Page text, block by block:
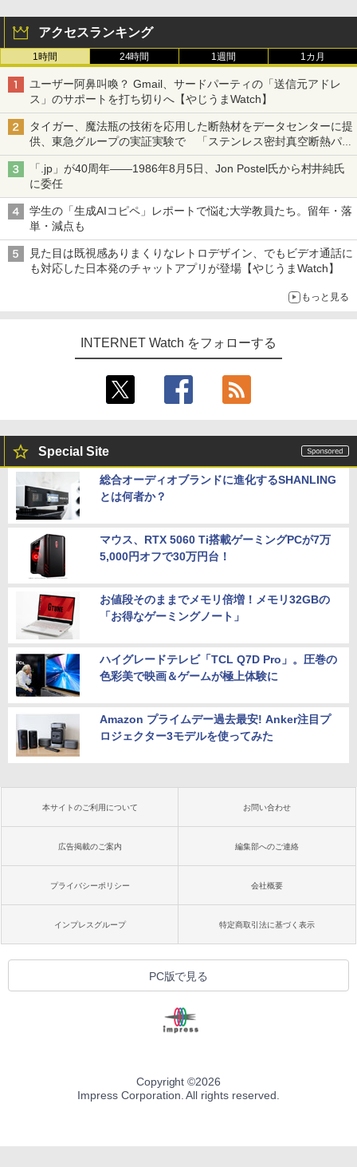
アクセスランキング
1時間 24時間 1週間 1カ月
ユーザー阿鼻叫喚？ Gmail、サードパーティの「送信元アドレ
ス」のサポートを打ち切りへ【やじうまWatch】
タイガー、魔法瓶の技術を応用した断熱材をデータセンターに提
供、東急グループの実証実験で 「ステンレス密封真空断熱パネ
ル TIVIP」
「.jp」が40周年――1986年8月5日、Jon Postel氏から村井純氏
に委任
学生の「生成AIコピペ」レポートで悩む大学教員たち。留年・落
単・減点も
見た目は既視感ありまくりなレトロデザイン、でもビデオ通話に
も対応した日本発のチャットアプリが登場【やじうまWatch】
もっと見る
INTERNET Watch をフォローする
Special Site
総合オーディオブランドに進化するSHANLING
とは何者か？
マウス、RTX 5060 Ti搭載ゲーミングPCが7万
5,000円オフで30万円台！
お値段そのままでメモリ倍増！メモリ32GBの
「お得なゲーミングノート」
ハイグレードテレビ「TCL Q7D Pro」。圧巻の
色彩美で映画＆ゲームが極上体験に
Amazon プライムデー過去最安! Anker注目プ
ロジェクター3モデルを使ってみた
本サイトのご利用について お問い合わせ
広告掲載のご案内 編集部へのご連絡
プライバシーポリシー 会社概要
インプレスグループ 特定商取引法に基づく表示
PC版で見る
Copyright ©2026
Impress Corporation. All rights reserved.